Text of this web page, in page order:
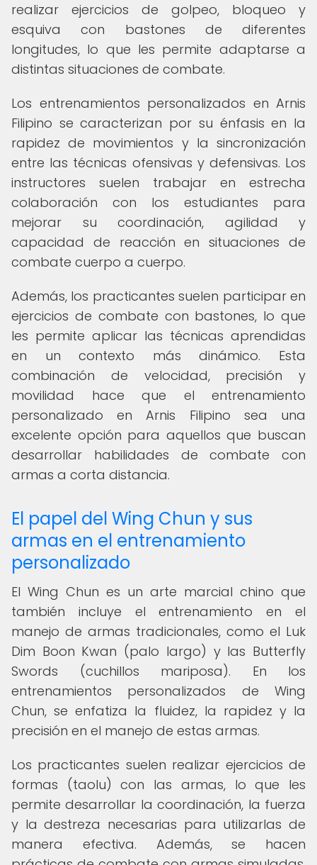
realizar ejercicios de golpeo, bloqueo y
esquiva con bastones de diferentes
longitudes, lo que les permite adaptarse a
distintas situaciones de combate.
Los entrenamientos personalizados en Arnis
Filipino se caracterizan por su énfasis en la
rapidez de movimientos y la sincronización
entre las técnicas ofensivas y defensivas. Los
instructores suelen trabajar en estrecha
colaboración con los estudiantes para
mejorar su coordinación, agilidad y
capacidad de reacción en situaciones de
combate cuerpo a cuerpo.
Además, los practicantes suelen participar en
ejercicios de combate con bastones, lo que
les permite aplicar las técnicas aprendidas
en un contexto más dinámico. Esta
combinación de velocidad, precisión y
movilidad hace que el entrenamiento
personalizado en Arnis Filipino sea una
excelente opción para aquellos que buscan
desarrollar habilidades de combate con
armas a corta distancia.
El papel del Wing Chun y sus
armas en el entrenamiento
personalizado
El Wing Chun es un arte marcial chino que
también incluye el entrenamiento en el
manejo de armas tradicionales, como el Luk
Dim Boon Kwan (palo largo) y las Butterfly
Swords (cuchillos mariposa). En los
entrenamientos personalizados de Wing
Chun, se enfatiza la fluidez, la rapidez y la
precisión en el manejo de estas armas.
Los practicantes suelen realizar ejercicios de
formas (taolu) con las armas, lo que les
permite desarrollar la coordinación, la fuerza
y la destreza necesarias para utilizarlas de
manera efectiva. Además, se hacen